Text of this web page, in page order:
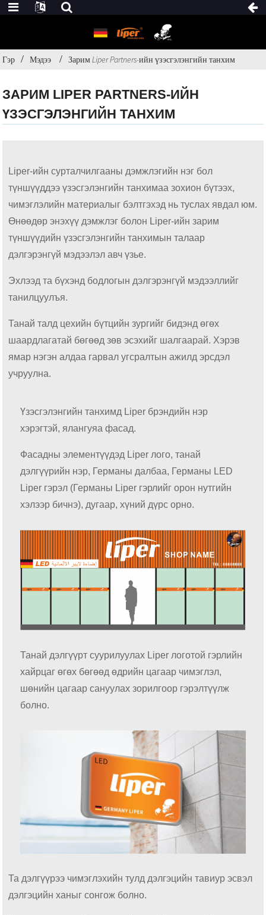
Гэр Мэдээ Зарим Liper Partners-ийн үзэсгэлэнгийн танхим
ЗАРИМ LIPER PARTNERS-ИЙН
ҮЗЭСГЭЛЭНГИЙН ТАНХИМ
Liper-ийн сурталчилгааны дэмжлэгийн нэг бол
түншүүддээ үзэсгэлэнгийн танхимаа зохион бүтээх,
чимэглэлийн материалыг бэлтгэхэд нь туслах явдал юм.
Өнөөдөр энэхүү дэмжлэг болон Liper-ийн зарим
түншүүдийн үзэсгэлэнгийн танхимын талаар
дэлгэрэнгүй мэдээлэл авч үзье.
Эхлээд та бүхэнд бодлогын дэлгэрэнгүй мэдээллийг
танилцуулъя.
Танай талд цехийн бүтцийн зургийг бидэнд өгөх
шаардлагатай бөгөөд зөв эсэхийг шалгаарай. Хэрэв
ямар нэгэн алдаа гарвал угсралтын ажилд эрсдэл
учруулна.
Үзэсгэлэнгийн танхимд Liper брэндийн нэр
хэрэгтэй, ялангуяа фасад.
Фасадны элементүүдэд Liper лого, танай
дэлгүүрийн нэр, Германы далбаа, Германы LED
Liper гэрэл (Германы Liper гэрлийг орон нутгийн
хэлээр бичнэ), дугаар, хүний ​​дүрс орно.
Танай дэлгүүрт суурилуулах Liper логотой гэрлийн
хайрцаг өгөх бөгөөд өдрийн цагаар чимэглэл,
шөнийн цагаар сануулах зорилгоор гэрэлтүүлж
болно.
Та дэлгүүрээ чимэглэхийн тулд дэлгэцийн тавиур эсвэл
дэлгэцийн ханыг сонгож болно.